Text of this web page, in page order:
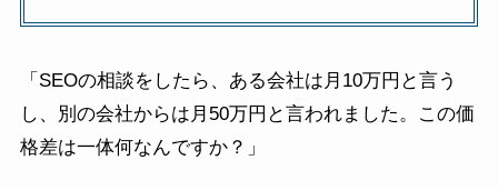
「SEOの相談をしたら、ある会社は月10万円と言う
し、別の会社からは月50万円と言われました。この価
格差は一体何なんですか？」